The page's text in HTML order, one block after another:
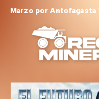
Marzo por Antofagasta